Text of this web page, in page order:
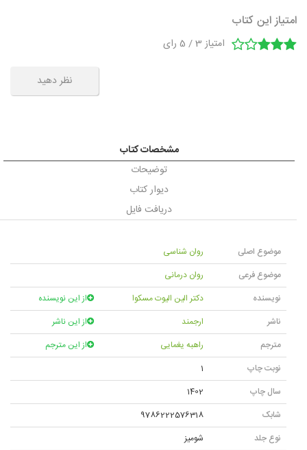
امتیاز این کتاب
امتیاز3
/
5 رای
نظر دهید
مشخصات کتاب
توضیحات
دیوار کتاب
دریافت فایل
موضوع اصلی
روان شناسی
موضوع فرعی
روان درمانی
نویسنده
دکتر الین الیوت مسکوا
از این نویسنده
ناشر
ارجمند
از این ناشر
مترجم
راهبه یغمایی
از این مترجم
نوبت چاپ
1
سال چاپ
1402
شابک
9786222576318
نوع جلد
شومیز